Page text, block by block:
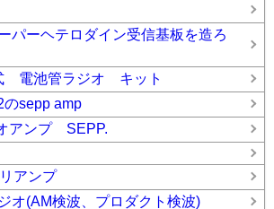
パーヘテロダイン受信基板を造ろ
電池管ラジオ キット
のsepp amp
アンプ SEPP.
アンプ
(AM検波、プロダクト検波)